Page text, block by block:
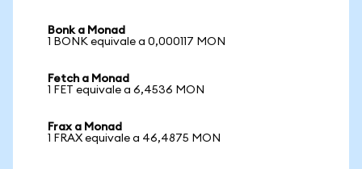
Bonk a Monad
1 BONK equivale a 0,000117 MON
Fetch a Monad
1 FET equivale a 6,4536 MON
Frax a Monad
1 FRAX equivale a 46,4875 MON